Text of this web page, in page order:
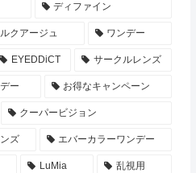
ディファイン
クアージュ ワンデー
EYEDDiCT サークルレンズ
ー お得なキャンペーン
クーパービジョン
ズ エバーカラーワンデー
LuMia 乱視用